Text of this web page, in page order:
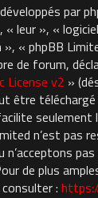
par
« leur », «
« phpBB
de forum,
License v2 »
être téléchargé
seulement
n’est pas
n’acceptons
de plus
: